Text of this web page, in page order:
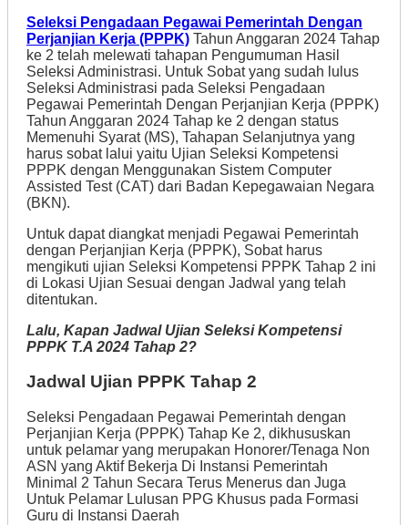
Seleksi Pengadaan Pegawai Pemerintah Dengan
Perjanjian Kerja (PPPK) Tahun Anggaran 2024 Tahap
ke 2 telah melewati tahapan Pengumuman Hasil
Seleksi Administrasi. Untuk Sobat yang sudah lulus
Seleksi Administrasi pada Seleksi Pengadaan
Pegawai Pemerintah Dengan Perjanjian Kerja (PPPK)
Tahun Anggaran 2024 Tahap ke 2 dengan status
Memenuhi Syarat (MS), Tahapan Selanjutnya yang
harus sobat lalui yaitu Ujian Seleksi Kompetensi
PPPK dengan Menggunakan Sistem Computer
Assisted Test (CAT) dari Badan Kepegawaian Negara
(BKN).
Untuk dapat diangkat menjadi Pegawai Pemerintah
dengan Perjanjian Kerja (PPPK), Sobat harus
mengikuti ujian Seleksi Kompetensi PPPK Tahap 2 ini
di Lokasi Ujian Sesuai dengan Jadwal yang telah
ditentukan.
Lalu, Kapan Jadwal Ujian Seleksi Kompetensi
PPPK T.A 2024 Tahap 2?
Jadwal Ujian PPPK Tahap 2
Seleksi Pengadaan Pegawai Pemerintah dengan
Perjanjian Kerja (PPPK) Tahap Ke 2, dikhususkan
untuk pelamar yang merupakan Honorer/Tenaga Non
ASN yang Aktif Bekerja Di Instansi Pemerintah
Minimal 2 Tahun Secara Terus Menerus dan Juga
Untuk Pelamar Lulusan PPG Khusus pada Formasi
Guru di Instansi Daerah